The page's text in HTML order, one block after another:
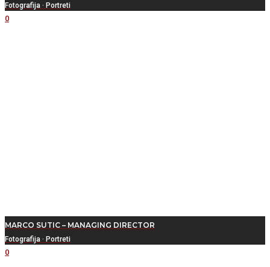
Fotografija · Portreti
0
MARCO SUTIC – MANAGING DIRECTOR
Fotografija · Portreti
0